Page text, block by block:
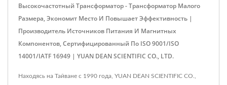
Высокочастотный Трансформатор - Трансформатор Малого
Размера, Экономит Место И Повышает Эффективность |
Производитель Источников Питания И Магнитных
Компонентов, Сертифицированный По ISO 9001/ISO
14001/IATF 16949 | YUAN DEAN SCIENTIFIC CO., LTD.
Находясь на Тайване с 1990 года, YUAN DEAN SCIENTIFIC CO.,